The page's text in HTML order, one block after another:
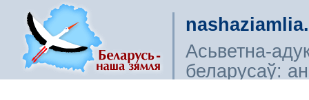
Асьветна-
беларусаў: